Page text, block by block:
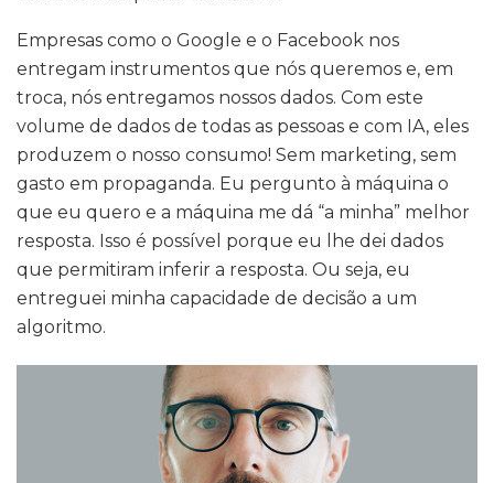
Empresas como o Google e o Facebook nos
entregam instrumentos que nós queremos e, em
troca, nós entregamos nossos dados. Com este
volume de dados de todas as pessoas e com IA, eles
produzem o nosso consumo! Sem marketing, sem
gasto em propaganda. Eu pergunto à máquina o
que eu quero e a máquina me dá “a minha” melhor
resposta. Isso é possível porque eu lhe dei dados
que permitiram inferir a resposta. Ou seja, eu
entreguei minha capacidade de decisão a um
algoritmo.